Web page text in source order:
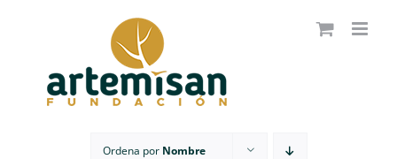
Ordena por Nombre